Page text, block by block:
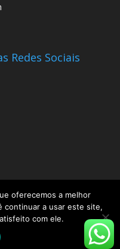
Redes Sociais
| Desenvolvido por
na Internet -
oferecemos a melhor
continuar a usar este site,
com ele.